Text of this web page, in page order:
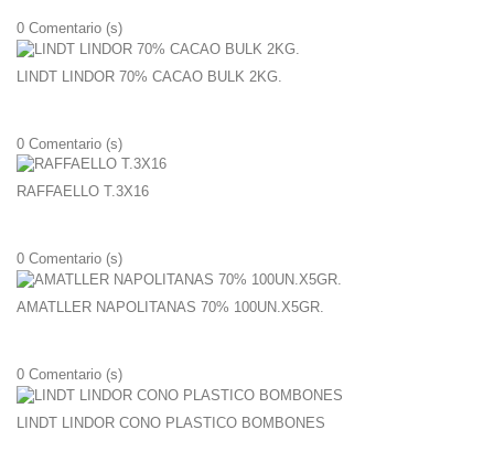
0 Comentario (s)
LINDT LINDOR 70% CACAO BULK 2KG.
0 Comentario (s)
RAFFAELLO T.3X16
0 Comentario (s)
AMATLLER NAPOLITANAS 70% 100UN.X5GR.
0 Comentario (s)
LINDT LINDOR CONO PLASTICO BOMBONES